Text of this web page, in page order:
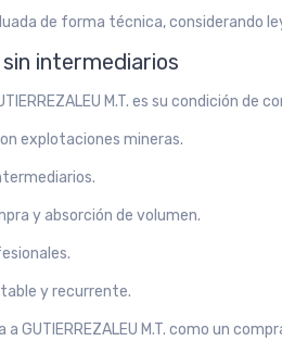
de forma técnica, considerando
intermediarios
M.T. es su condición
explotaciones mineras.
y absorción de volumen.
y recurrente.
a GUTIERREZALEU M.T. como un